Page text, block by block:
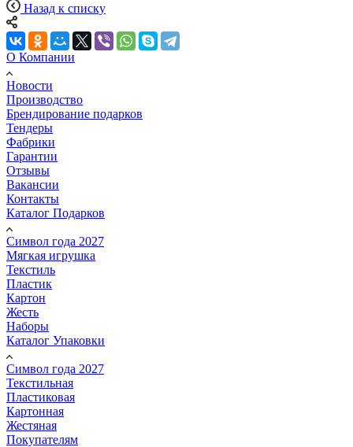
Назад к списку
О Компании
Новости
Производство
Брендирование подарков
Тендеры
Фабрики
Гарантии
Отзывы
Вакансии
Контакты
Каталог Подарков
Символ года 2027
Мягкая игрушка
Текстиль
Пластик
Картон
Жесть
Наборы
Каталог Упаковки
Символ года 2027
Текстильная
Пластиковая
Картонная
Жестяная
Покупателям